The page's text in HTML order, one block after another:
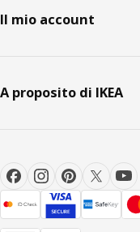
Il mio account
A proposito di IKEA